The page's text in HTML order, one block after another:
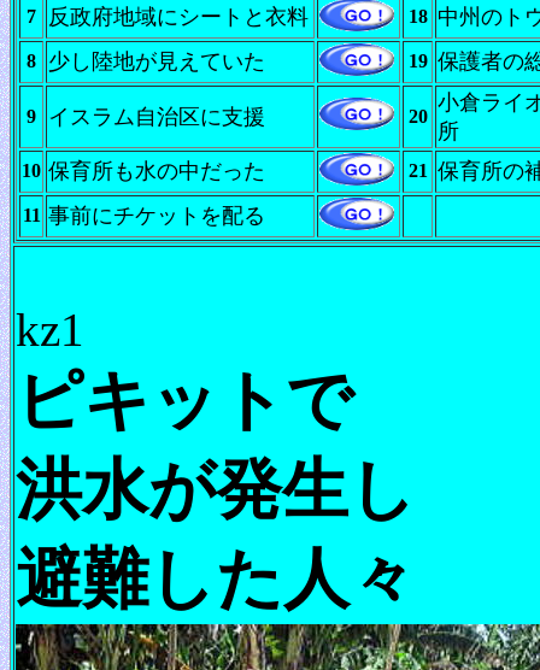
7 反政府地域にシートと衣料 18 中州のト
8 少し陸地が見えていた 19 保護者の
9 イスラム自治区に支援 20
小倉ライ
所
10 保育所も水の中だった 21 保育所の
11 事前にチケットを配る
kz1
ピキットで
洪水が発生し
避難した人々